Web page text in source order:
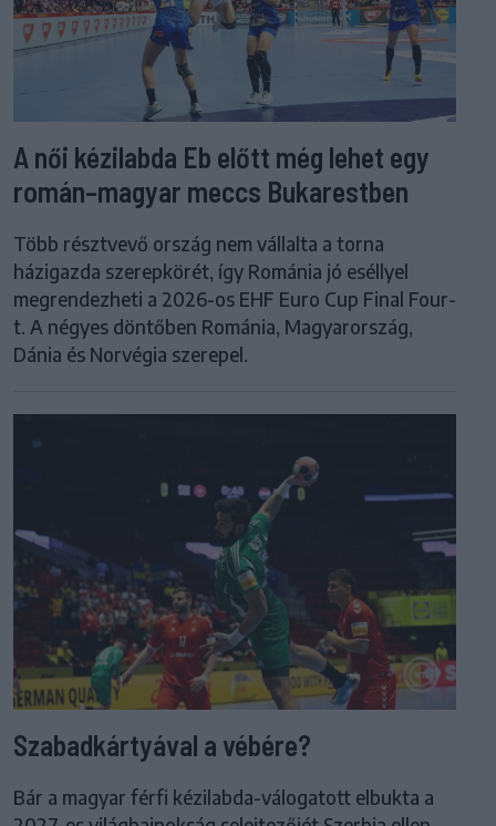
A női kézilabda Eb előtt még lehet egy
román–magyar meccs Bukarestben
Több résztvevő ország nem vállalta a torna
házigazda szerepkörét, így Románia jó eséllyel
megrendezheti a 2026-os EHF Euro Cup Final Four-
t. A négyes döntőben Románia, Magyarország,
Dánia és Norvégia szerepel.
Szabadkártyával a vébére?
Bár a magyar férfi kézilabda-válogatott elbukta a